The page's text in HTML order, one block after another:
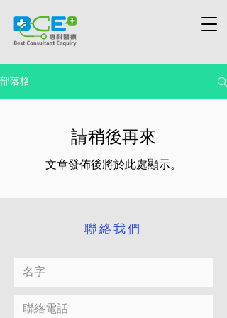
部落格
請稍後再來
文章發佈後將於此處顯示。
​聯絡我們